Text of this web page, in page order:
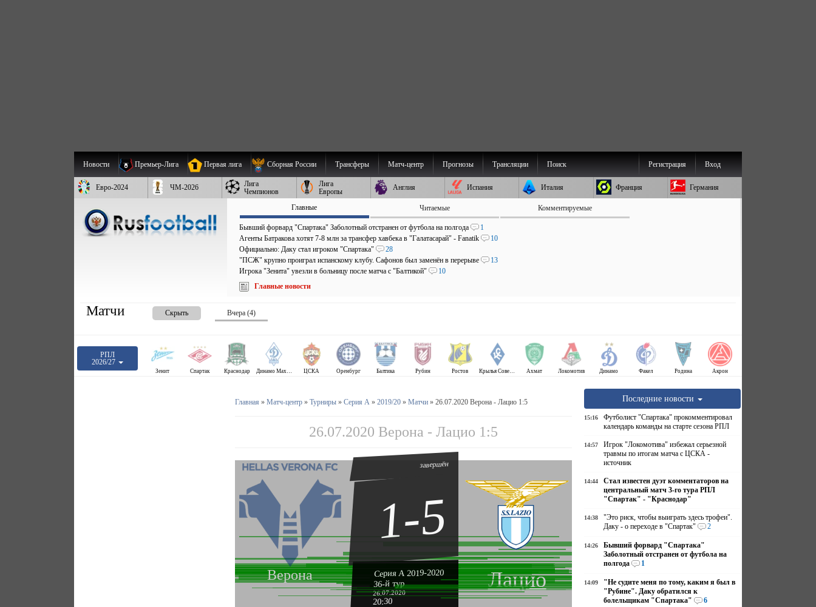
Новости Премьер-Лига Первая лига Сборная России Трансферы Матч-центр Прогнозы Трансляции Поиск Вход
Регистрация
Евро-2024 ЧМ-2026
Лига
Чемпионов
Лига
Европы
Англия Испания Италия Франция Германия
Главные Читаемые Комментируемые
Бывший форвард "Спартака" Заболотный отстранен от футбола на полгода
1
Агенты Батракова хотят 7-8 млн за трансфер хавбека в "Галатасарай" - Fanatik
10
Официально: Даку стал игроком "Спартака"
28
"ПСЖ" крупно проиграл испанскому клубу. Сафонов был заменён в перерыве
13
Игрока "Зенита" увезли в больницу после матча с "Балтикой"
10
Главные новости
Матчи Скрыть Вчера (4)
РПЛ
2026/27
Зенит Спартак Краснодар Динамо Махачкала ЦСКА Оренбург Балтика Рубин Ростов Крылья Советов Ахмат Локомотив Динамо Факел Родина Акрон
Главная » Матч-центр» Турниры» Серия А» 2019/20» Матчи» 26.07.2020 Верона - Лацио 1:5
26.07.2020 Верона - Лацио 1:5
Верона Лацио
завершён
1-5
Серия А 2019-2020
36-й тур
26.07.2020
20:30
Последние новости
15:16
Футболист "Спартака" прокомментировал
календарь команды на старте сезона РПЛ
14:57
Игрок "Локомотива" избежал серьезной
травмы по итогам матча с ЦСКА -
источник
14:44
Стал известен дуэт комментаторов на
центральный матч 3-го тура РПЛ
"Спартак" - "Краснодар"
14:38
"Это риск, чтобы выиграть здесь трофеи".
Даку - о переходе в "Спартак"
2
14:26
Бывший форвард "Спартака"
Заболотный отстранен от футбола на
полгода
1
14:09
"Не судите меня по тому, каким я был в
"Рубине". Даку обратился к
болельщикам "Спартака"
6